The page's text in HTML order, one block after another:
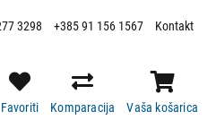
3298 +385 91 156 1567 Kontakt
Vaša košarica
Komparacija
Favoriti